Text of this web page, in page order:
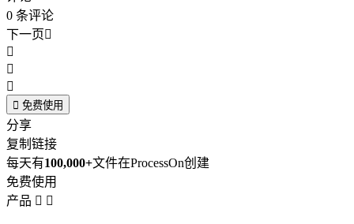
0 条评论
下一页



 免费使用
分享
复制链接
每天有100,000+文件在ProcessOn创建
免费使用
产品  